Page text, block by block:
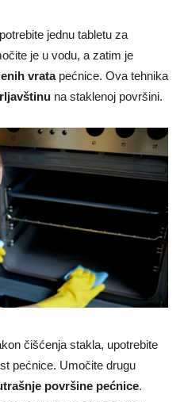
jednu tabletu za
je u vodu, a zatim je
vratapećnice. Ova tehnika
na staklenoj površini.
čišćenja stakla, upotrebite
pećnice. Umočite drugu
površine pećnice.